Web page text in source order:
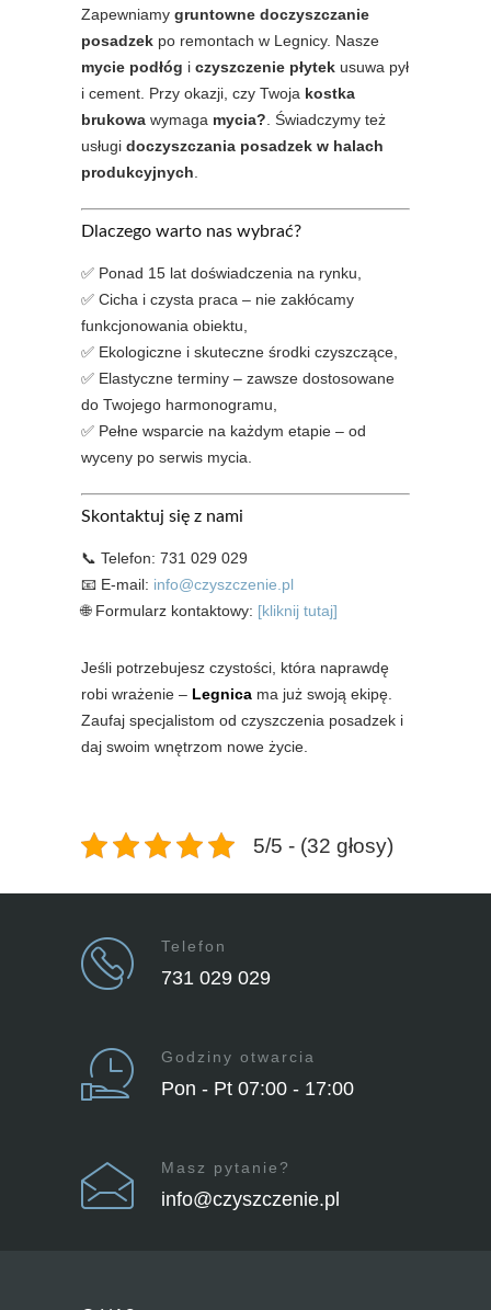
Zapewniamy gruntowne doczyszczanie
posadzek po remontach w Legnicy. Nasze
mycie podłóg i czyszczenie płytek usuwa pył
i cement. Przy okazji, czy Twoja kostka
brukowa wymaga mycia? . Świadczymy też
usługi doczyszczania posadzek w halach
produkcyjnych
Dlaczego warto nas wybrać?
✅ Ponad 15 lat doświadczenia na rynku,
✅ Cicha i czysta praca – nie zakłócamy
funkcjonowania obiektu,
✅ Ekologiczne i skuteczne środki czyszczące,
✅ Elastyczne terminy – zawsze dostosowane
do Twojego harmonogramu,
✅ Pełne wsparcie na każdym etapie – od
wyceny po serwis mycia.
Skontaktuj się z nami
📞 Telefon: 731 029 029
📧 E-mail: info@czyszczenie.pl
🌐 Formularz kontaktowy: [kliknij tutaj]
Jeśli potrzebujesz czystości, która naprawdę
robi wrażenie – Legnica ma już swoją ekipę.
Zaufaj specjalistom od czyszczenia posadzek i
daj swoim wnętrzom nowe życie.
5/5 - (32 głosy)
Telefon
731 029 029
Godziny otwarcia
Pon - Pt 07:00 - 17:00
Masz pytanie?
info@czyszczenie.pl